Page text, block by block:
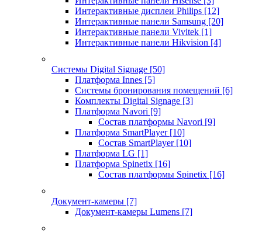
Интерактивные дисплеи Philips [12]
Интерактивные панели Samsung [20]
Интерактивные панели Vivitek [1]
Интерактивные панели Hikvision [4]
Системы Digital Signage [50]
Платформа Innes [5]
Системы бронирования помещений [6]
Комплекты Digital Signage [3]
Платформа Navori [9]
Состав платформы Navori [9]
Платформа SmartPlayer [10]
Состав SmartPlayer [10]
Платформа LG [1]
Платформа Spinetix [16]
Состав платформы Spinetix [16]
Документ-камеры [7]
Документ-камеры Lumens [7]